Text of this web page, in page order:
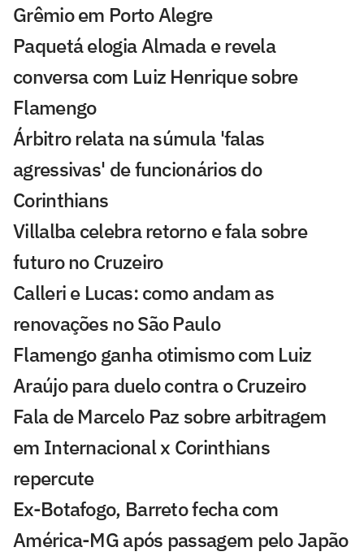
Grêmio em Porto Alegre
Paquetá elogia Almada e revela
conversa com Luiz Henrique sobre
Flamengo
Árbitro relata na súmula 'falas
agressivas' de funcionários do
Corinthians
Villalba celebra retorno e fala sobre
futuro no Cruzeiro
Calleri e Lucas: como andam as
renovações no São Paulo
Flamengo ganha otimismo com Luiz
Araújo para duelo contra o Cruzeiro
Fala de Marcelo Paz sobre arbitragem
em Internacional x Corinthians
repercute
Ex-Botafogo, Barreto fecha com
América-MG após passagem pelo Japão